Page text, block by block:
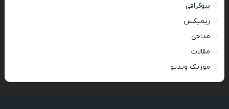
بیوگرافی
ریمیکس
مداحی
مقالات
موزیک ویدیو